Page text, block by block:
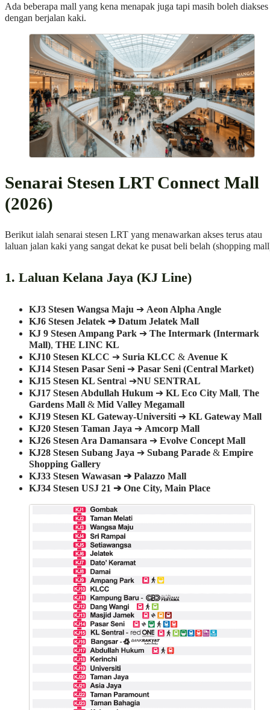
Ada beberapa mall yang kena menapak juga tapi masih boleh diakses
dengan berjalan kaki.
Senarai Stesen LRT Connect Mall
(2026)
Berikut ialah senarai stesen LRT yang menawarkan akses terus atau
laluan jalan kaki yang sangat dekat ke pusat beli belah (shopping
1. Laluan Kelana Jaya (KJ Line)
KJ3 Stesen Wangsa Maju ➔ Aeon Alpha Angle
KJ6 Stesen Jelatek ➔ Datum Jelatek Mall
KJ 9 Stesen Ampang Park ➔ The Intermark (Intermark
Mall), THE LINC KL
KJ10 Stesen KLCC ➔ Suria KLCC & Avenue K
KJ14 Stesen Pasar Seni➔ Pasar Seni (Central Market)
KJ15 Stesen KL Sentral ➔NU SENTRAL
KJ17 Stesen Abdullah Hukum ➔ KL Eco City Mall, The
Gardens Mall & Mid Valley Megamall
KJ19 Stesen KL Gateway-Universiti➔ KL Gateway Mall
KJ20 Stesen Taman Jaya ➔ Amcorp Mall
KJ26 Stesen Ara Damansara ➔ Evolve Concept Mall
KJ28 Stesen Subang Jaya ➔ Subang Parade & Empire
Shopping Gallery
KJ33 Stesen Wawasan ➔ Palazzo Mall
KJ34 Stesen USJ 21 ➔ One City, Main Place